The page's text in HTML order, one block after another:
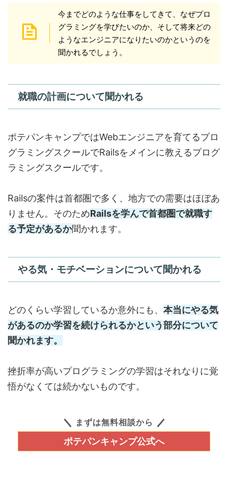
今までどのような仕事をしてきて、なぜプロ
グラミングを学びたいのか、そして将来どの
ようなエンジニアになりたいのかというのを
聞かれるでしょう。
就職の計画について聞かれる
ポテパンキャンプではWebエンジニアを育てるプロ
グラミングスクールでRailsをメインに教えるプログ
ラミングスクールです。
Railsの案件は首都圏で多く、地方での需要はほぼあ
りません。そのためRailsを学んで首都圏で就職す
る予定があるか聞かれます。
やる気・モチベーションについて聞かれる
どのくらい学習しているか意外にも、 本当にやる気
があるのか学習を続けられるかという部分について
聞かれます。
挫折率が高いプログラミングの学習はそれなりに覚
悟がなくては続かないものです。
まずは無料相談から
ポテパンキャンプ公式へ